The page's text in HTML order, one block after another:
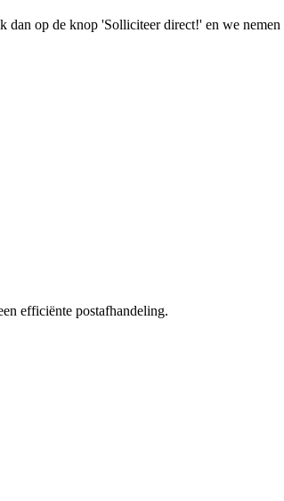
op de knop 'Solliciteer direct!' en we
efficiënte postafhandeling.